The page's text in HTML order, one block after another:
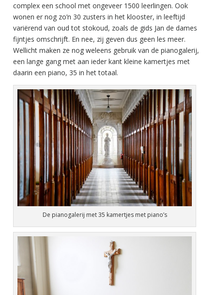
complex een school met ongeveer 1500 leerlingen. Ook
wonen er nog zo’n 30 zusters in het klooster, in leeftijd
variërend van oud tot stokoud, zoals de gids Jan de dames
fijntjes omschrijft. En nee, zij geven dus geen les meer.
Wellicht maken ze nog weleens gebruik van de pianogalerij,
een lange gang met aan ieder kant kleine kamertjes met
daarin een piano, 35 in het totaal.
De pianogalerij met 35 kamertjes met piano’s